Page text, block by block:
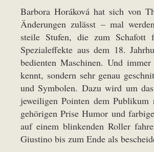
Barbora Horáková hat sich von
Änderungen zulässt – mal
steile Stufen, die zum
Spezialeffekte aus dem 18.
bedienten Maschinen. Und
kennt, sondern sehr genau
und Symbolen. Dazu wird um
jeweiligen Pointen dem
gehörigen Prise Humor und
auf einem blinkenden Roller
Giustino bis zum Ende als